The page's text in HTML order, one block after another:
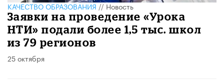
КАЧЕСТВО ОБРАЗОВАНИЯ//Новость
Заявки на проведение «Урока
НТИ» подали более 1,5 тыс. школ
из 79 регионов
25 октября